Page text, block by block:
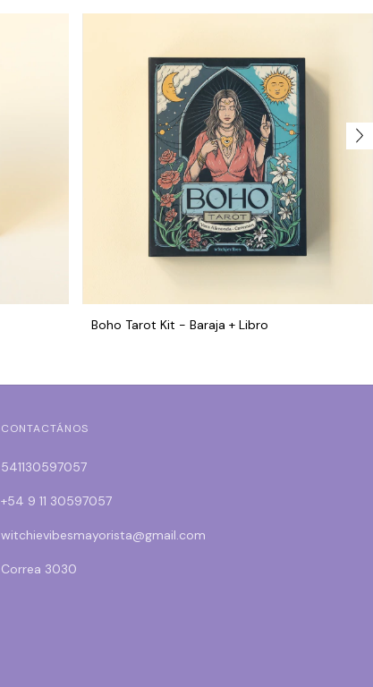
Boho Tarot Kit - Baraja + Libro
CONTACTÁNOS
541130597057
+54 9 11 30597057
witchievibesmayorista@gmail.com
Correa 3030